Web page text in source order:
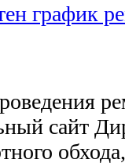
график
сайт